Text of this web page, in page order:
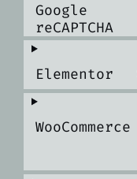
Google
reCAPTCHA
Elementor
WooCommerce